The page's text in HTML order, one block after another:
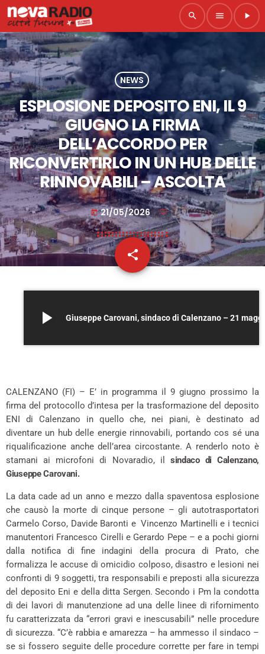
search menu play_arrow
NEWS
ESPLOSIONE DEPOSITO ENI, IL 9
GIUGNO LA FIRMA
DELL’ACCORDO PER
RICONVERTIRLO IN UN HUB DELLE
RINNOVABILI – ASCOLTA
today 21/05/2026
share
email
play_arrow
CALENZANO (FI) – E’ in programma il 9 giugno prossimo la
firma del protocollo d’intesa per la trasformazione del deposito
ENI di Calenzano in quello che, nei piani, è destinato ad
diventare un hub delle energie rinnovabili, portando cos sé una
riqualificazione anche dell’area circostante. A renderlo noto è
stamani ai microfoni di Novaradio, il sindaco di Calenzano,
Giuseppe Carovani.
La data cade ad un anno e mezzo dalla spaventosa esplosione
che causò la morte di cinque persone – gli autotrasportatori
Carmelo Corso, Davide Baronti e Vincenzo Martinelli e i tecnici
manutentori Francesco Cirelli e Gerardo Pepe – e a pochi giorni
dalla notifica di fine indagini della procura di Prato, che
formalizza le accuse di omicidio colposo, disastro e lesioni nei
confronti di 9 soggetti, tra responsabili e preposti alla sicurezza
del deposito Eni e della ditta Sergen. Secondo i Pm la condotta
di dei lavori di manutenzione ad una delle linee di rifornimento
fu caratterizzata da “errori gravi e inescusabili” nelle procedure
di sicurezza. “C’è rabbia e amarezza – ha ammesso il sindaco –
se si fossero seguite delle procedure corrette per fare in tempi